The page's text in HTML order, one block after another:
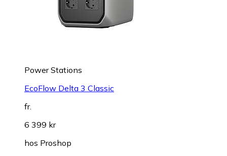
Power Stations
EcoFlow Delta 3 Classic
fr.
6 399 kr
hos Proshop